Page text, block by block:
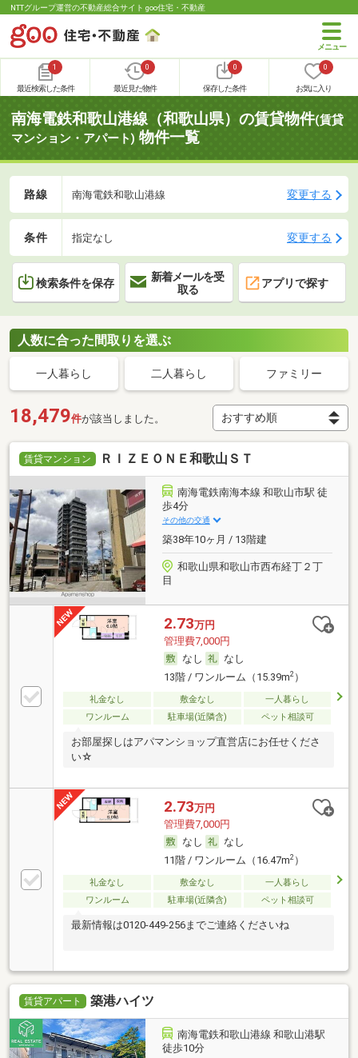
NTTグループ運営の不動産総合サイト goo住宅・不動産
1
最近検索した条件
0
最近見た物件
0
保存した条件
0
お気に入り
南海電鉄和歌山港線（和歌山県）の賃貸物件(賃貸
マンション・アパート) 物件一覧
路線 南海電鉄和歌山港線 変更する
条件 指定なし 変更する
検索条件を保存
新着メールを受
取る
アプリで探す
人数に合った間取りを選ぶ
一人暮らし 二人暮らし ファミリー
18,479件が該当しました。
賃貸マンション ＲＩＺＥＯＮＥ和歌山ＳＴ
南海電鉄南海本線 和歌山市駅 徒
歩4分
その他の交通
築38年10ヶ月 / 13階建
和歌山県和歌山市西布経丁２丁
目
2.73万円
管理費7,000円
なし
なし
13階 / ワンルーム（15.39m2）
礼金なし 敷金なし
一人暮らし
ワンルーム
駐車場(近隣含) ペット相談可
お部屋探しはアパマンショップ直営店にお任せくださ
い☆
2.73万円
管理費7,000円
なし
なし
11階 / ワンルーム（16.47m2）
礼金なし 敷金なし
一人暮らし
ワンルーム
駐車場(近隣含) ペット相談可
最新情報は0120-449-256までご連絡くださいね
賃貸アパート 築港ハイツ
南海電鉄和歌山港線 和歌山港駅
徒歩10分